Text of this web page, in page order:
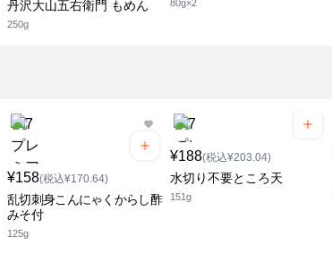
丹沢大山五右衛門 もめん
250g
80g×2
¥158(税込¥170.64)
乱切刺身こんにゃくからし酢
みそ付
125g
¥188(税込¥203.04)
水切り不要ところ天
151g